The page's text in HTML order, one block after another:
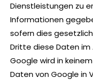
Dienstleistungen zu
Informationen
sofern dies
Dritte diese Daten
Google wird in
Daten von Google in